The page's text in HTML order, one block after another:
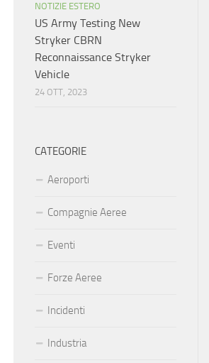
NOTIZIE ESTERO
US Army Testing New
Stryker CBRN
Reconnaissance Stryker
Vehicle
24 OTT, 2023
CATEGORIE
Aeroporti
Compagnie Aeree
Eventi
Forze Aeree
Incidenti
Industria